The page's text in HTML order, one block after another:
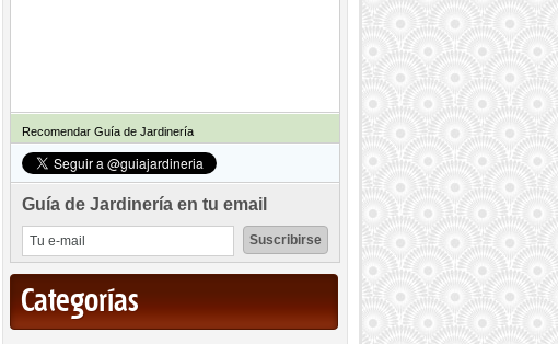
Recomendar Guía de Jardinería
Guía de Jardinería en tu email
Categorías